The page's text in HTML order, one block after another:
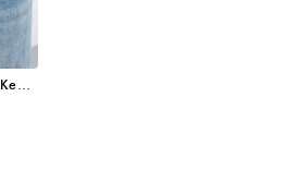
Oval Tokalı Klasik Suni Deri Kemer Kahve